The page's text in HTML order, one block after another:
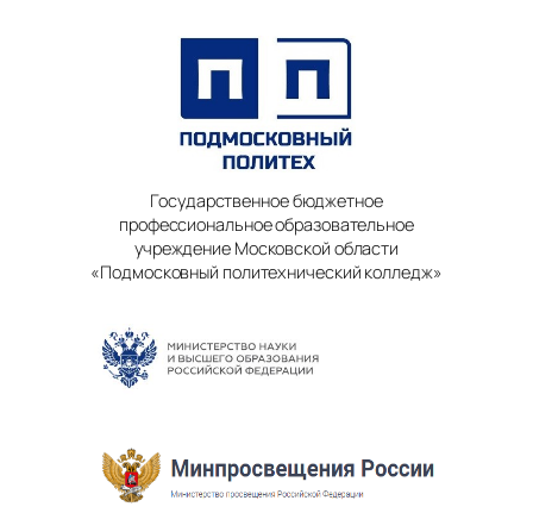
Государственное бюджетное
профессиональное образовательное
учреждение Московской области
«Подмосковный политехнический колледж»